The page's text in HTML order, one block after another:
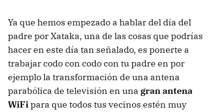
Ya que hemos empezado a hablar del día del
padre por Xataka, una de las cosas que podrías
hacer en este día tan señalado, es ponerte a
trabajar codo con codo con tu padre en por
ejemplo la transformación de una antena
parabólica de televisión en una gran antena
WiFipara que todos tus vecinos estén muy